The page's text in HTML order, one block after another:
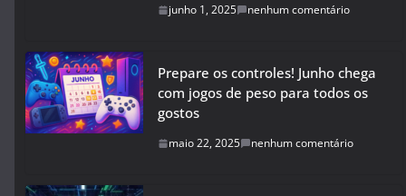
junho 1, 2025 nenhum comentário
Prepare os controles! Junho chega
com jogos de peso para todos os
gostos
maio 22, 2025 nenhum comentário